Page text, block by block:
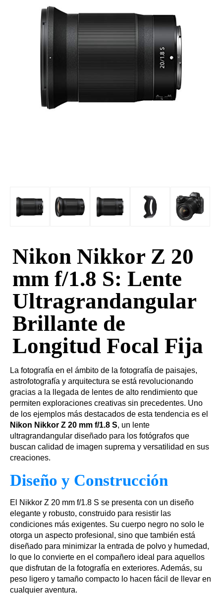
Nikon Nikkor Z 20
mm f/1.8 S: Lente
Ultragrandangular
Brillante de
Longitud Focal Fija
La fotografía en el ámbito de la fotografía de paisajes,
astrofotografía y arquitectura se está revolucionando
gracias a la llegada de lentes de alto rendimiento que
permiten exploraciones creativas sin precedentes. Uno
de los ejemplos más destacados de esta tendencia es el
Nikon Nikkor Z 20 mm f/1.8 S, un lente
ultragrandangular diseñado para los fotógrafos que
buscan calidad de imagen suprema y versatilidad en sus
creaciones.
Diseño y Construcción
El Nikkor Z 20 mm f/1.8 S se presenta con un diseño
elegante y robusto, construido para resistir las
condiciones más exigentes. Su cuerpo negro no solo le
otorga un aspecto profesional, sino que también está
diseñado para minimizar la entrada de polvo y humedad,
lo que lo convierte en el compañero ideal para aquellos
que disfrutan de la fotografía en exteriores. Además, su
peso ligero y tamaño compacto lo hacen fácil de llevar en
cualquier aventura.